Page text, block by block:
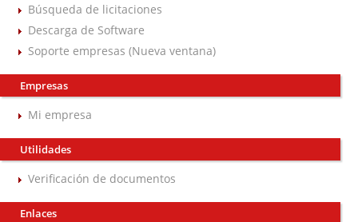
Búsqueda de licitaciones
Descarga de Software
Soporte empresas (Nueva ventana)
Empresas
Mi empresa
Utilidades
Verificación de documentos
Enlaces